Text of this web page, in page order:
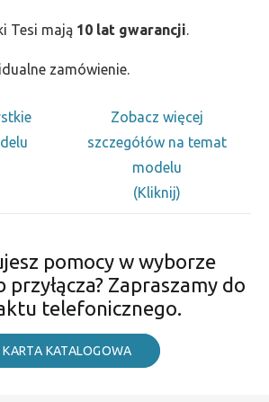
Tesi mają 10 lat gwarancji.
zamówienie.
Zobacz więcej
szczegółów na temat
modelu
(Kliknij)
pomocy w wyborze
Zapraszamy do
telefonicznego.
KARTA KATALOGOWA